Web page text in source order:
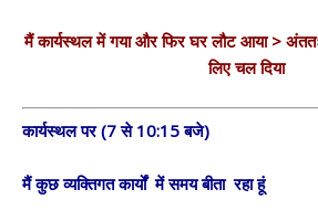
मैं कार्यस्थल में गया और फिर घर लौट आया >
लिए चल दिया
कार्यस्थल पर (7 से 10:15 बजे)
मैं कुछ व्यक्तिगत कार्यों में समय बीता रहा हूं